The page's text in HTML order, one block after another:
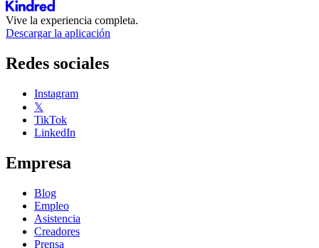
Vive la experiencia completa.
Descargar la aplicación
Redes sociales
Instagram
𝕏
TikTok
LinkedIn
Empresa
Blog
Empleo
Asistencia
Creadores
Prensa